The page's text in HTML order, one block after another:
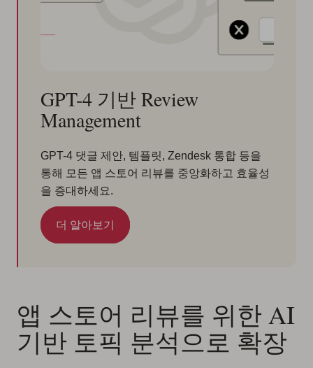
GPT-4 기반 Review
Management
GPT-4 댓글 제안, 템플릿, Zendesk 통합 등을
통해 모든 앱 스토어 리뷰를 중앙화하고 효율성
을 증대하세요.
더 알아보기
앱 스토어 리뷰를 위한 AI
기반 토픽 분석으로 확장